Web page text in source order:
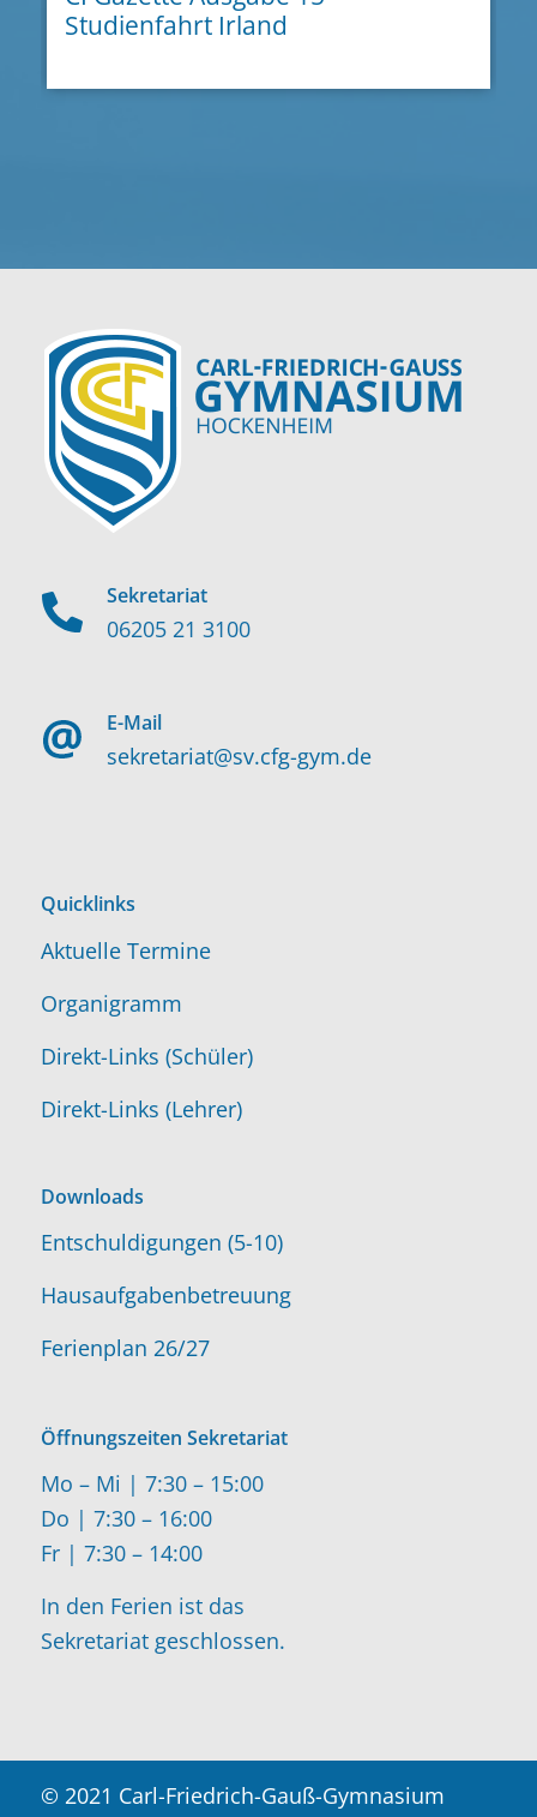
Studienfahrt Irland
Sekretariat
06205 21 3100
E-Mail
sekretariat@sv.cfg-gym.de
Quicklinks
Aktuelle Termine
Organigramm
Direkt-Links (Schüler)
Direkt-Links (Lehrer)
Downloads
Entschuldigungen (5-10)
Hausaufgabenbetreuung
Ferienplan 26/27
Öffnungszeiten Sekretariat
Mo – Mi | 7:30 – 15:00
Do | 7:30 – 16:00
Fr | 7:30 – 14:00
In den Ferien ist das
Sekretariat geschlossen.
© 2021 Carl-Friedrich-Gauß-Gymnasium